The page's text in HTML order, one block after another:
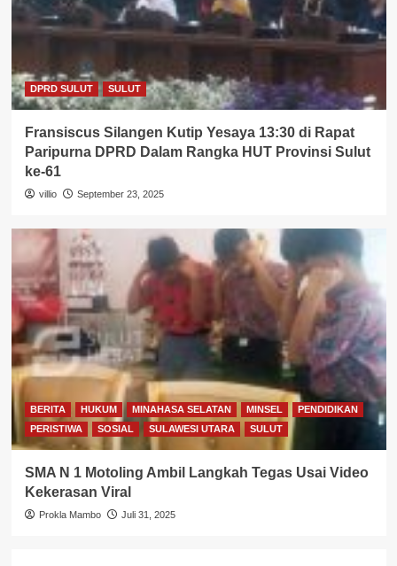
DPRD SULUT SULUT
Fransiscus Silangen Kutip Yesaya 13:30 di Rapat
Paripurna DPRD Dalam Rangka HUT Provinsi Sulut
ke-61
villio September 23, 2025
BERITA HUKUM MINAHASA SELATAN MINSEL
PENDIDIKAN
PERISTIWA
SOSIAL SULAWESI UTARA SULUT
SMA N 1 Motoling Ambil Langkah Tegas Usai Video
Kekerasan Viral
Prokla Mambo Juli 31, 2025